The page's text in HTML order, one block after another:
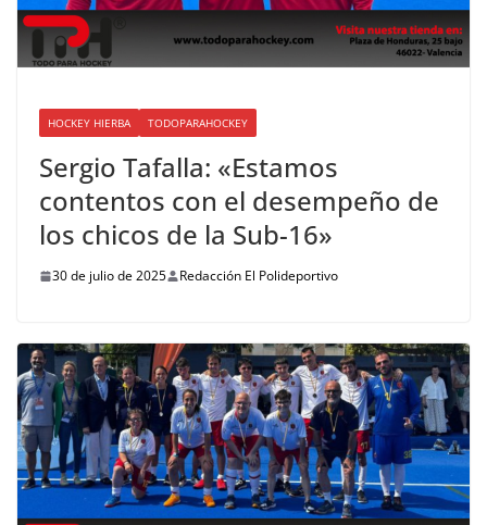
HOCKEY HIERBA TODOPARAHOCKEY
Sergio Tafalla: «Estamos
contentos con el desempeño de
los chicos de la Sub-16»
30 de julio de 2025 Redacción El Polideportivo